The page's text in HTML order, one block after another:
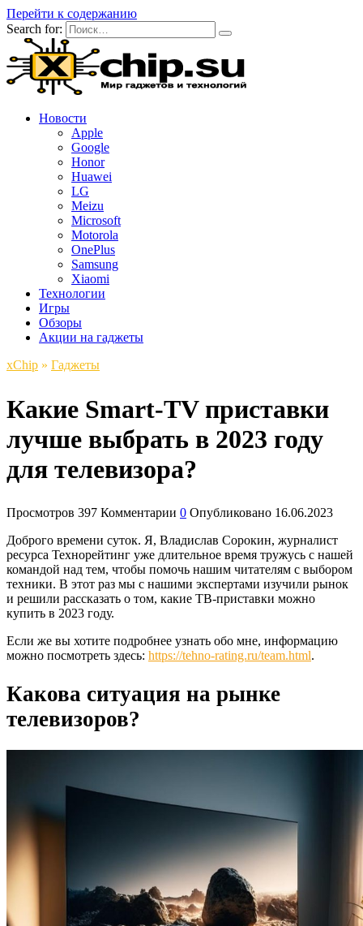
Перейти к содержанию
Search for:
Новости
Apple
Google
Honor
Huawei
LG
Meizu
Microsoft
Motorola
OnePlus
Samsung
Xiaomi
Технологии
Игры
Обзоры
Акции на гаджеты
xСhip » Гаджеты
Какие Smart-TV приставки
лучше выбрать в 2023 году
для телевизора?
Просмотров 397 Комментарии 0 Опубликовано 16.06.2023
Доброго времени суток. Я, Владислав Сорокин, журналист
ресурса Технорейтинг уже длительное время тружусь с нашей
командой над тем, чтобы помочь нашим читателям с выбором
техники. В этот раз мы с нашими экспертами изучили рынок
и решили рассказать о том, какие ТВ-приставки можно
купить в 2023 году.
Если же вы хотите подробнее узнать обо мне, информацию
можно посмотреть здесь: https://tehno-rating.ru/team.html.
Какова ситуация на рынке
телевизоров?